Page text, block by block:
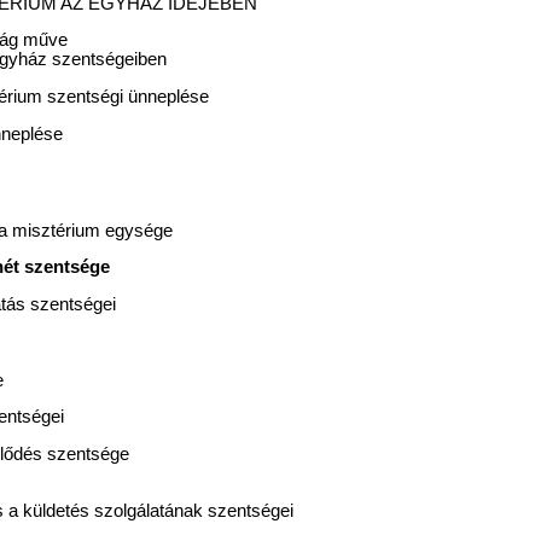
műve
szentségeiben
szentségi ünneplése
misztérium egysége
szentsége
szentségei
szentsége
küldetés szolgálatának szentségei